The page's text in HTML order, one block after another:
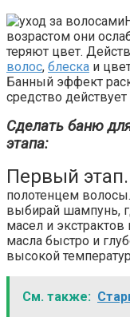
возрастом они
теряют цвет.
волос, блеска и
Банный эффект
средство
Сделать баню
этапа:
Первый этап.
полотенцем
выбирай шампунь,
масел и
масла быстро и
высокой
См. также: